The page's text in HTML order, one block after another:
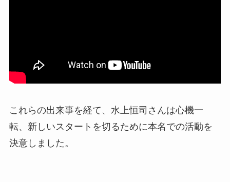
これらの出来事を経て、水上恒司さんは心機一
転、新しいスタートを切るために本名での活動を
決意しました。